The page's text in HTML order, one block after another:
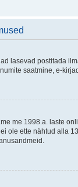
lasevad postitada
saatmine, e-
me 1998.a. laste
ole ette nähtud alla